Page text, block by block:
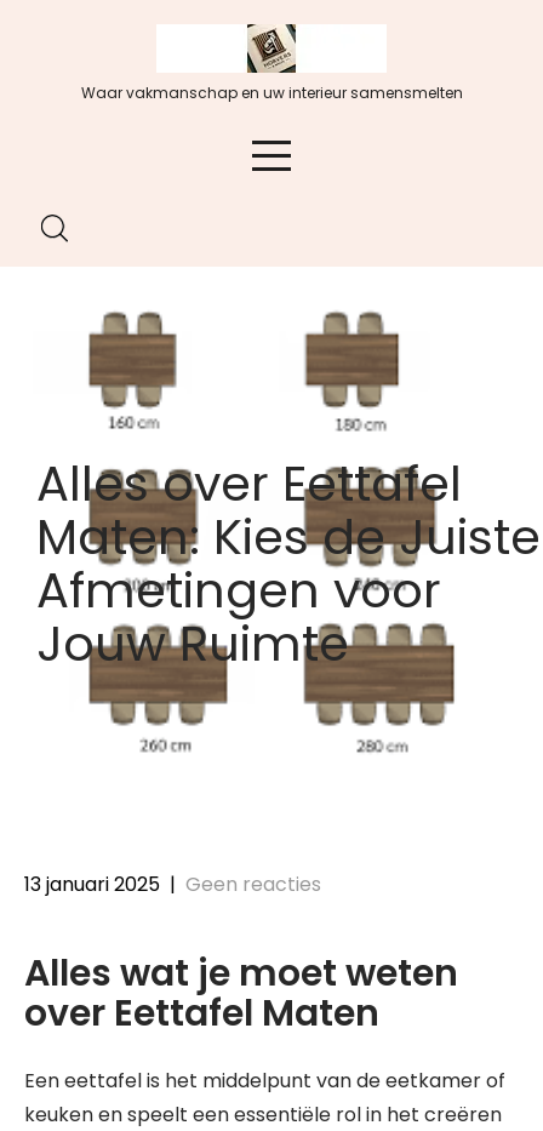
Waar vakmanschap en uw interieur samensmelten
Alles over Eettafel
Maten: Kies de Juiste
Afmetingen voor
Jouw Ruimte
13 januari 2025 | Geen reacties
Alles wat je moet weten
over Eettafel Maten
Een eettafel is het middelpunt van de eetkamer of
keuken en speelt een essentiële rol in het creëren